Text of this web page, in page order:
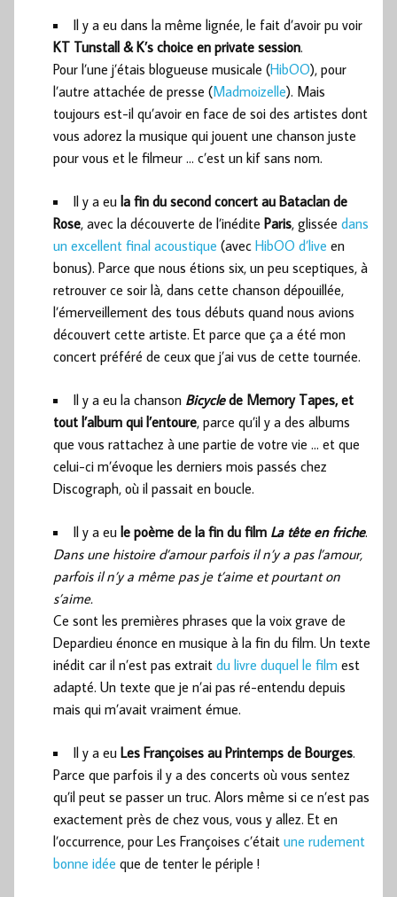
Il y a eu dans la même lignée, le fait d’avoir pu voir
KT Tunstall & K’s choice en private session.
Pour l’une j’étais blogueuse musicale (HibOO), pour
l’autre attachée de presse (Madmoizelle). Mais
toujours est-il qu’avoir en face de soi des artistes dont
vous adorez la musique qui jouent une chanson juste
pour vous et le filmeur … c’est un kif sans nom.
Il y a eu la fin du second concert au Bataclan de
Rose, avec la découverte de l’inédite Paris, glissée dans
un excellent final acoustique (avec HibOO d’live en
bonus). Parce que nous étions six, un peu sceptiques, à
retrouver ce soir là, dans cette chanson dépouillée,
l’émerveillement des tous débuts quand nous avions
découvert cette artiste. Et parce que ça a été mon
concert préféré de ceux que j’ai vus de cette tournée.
Il y a eu la chanson Bicyclede Memory Tapes, et
tout l’album qui l’entoure, parce qu’il y a des albums
que vous rattachez à une partie de votre vie … et que
celui-ci m’évoque les derniers mois passés chez
Discograph, où il passait en boucle.
Il y a eu le poème de la fin du film La tête en friche.
Dans une histoire d’amour parfois il n’y a pas l’amour,
parfois il n’y a même pas je t’aime et pourtant on
s’aime.
Ce sont les premières phrases que la voix grave de
Depardieu énonce en musique à la fin du film. Un texte
inédit car il n’est pas extrait du livre duquel le film est
adapté. Un texte que je n’ai pas ré-entendu depuis
mais qui m’avait vraiment émue.
Il y a eu Les Françoises au Printemps de Bourges.
Parce que parfois il y a des concerts où vous sentez
qu’il peut se passer un truc. Alors même si ce n’est pas
exactement près de chez vous, vous y allez. Et en
l’occurrence, pour Les Françoises c’était une rudement
bonne idée que de tenter le périple !